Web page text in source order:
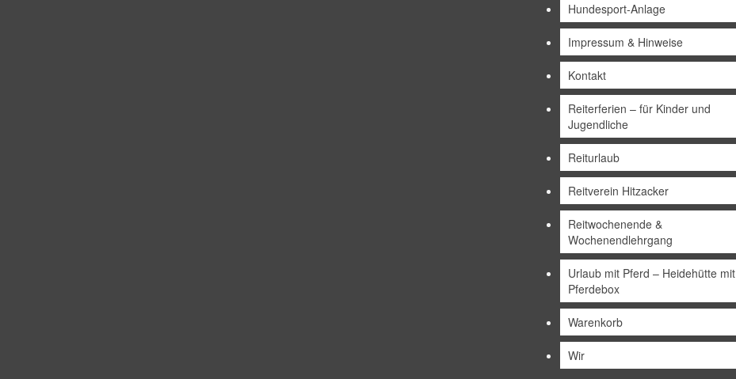
Hundesport-Anlage
Impressum & Hinweise
Kontakt
Reiterferien – für Kinder und
Jugendliche
Reiturlaub
Reitverein Hitzacker
Reitwochenende &
Wochenendlehrgang
Urlaub mit Pferd – Heidehütte mit
Pferdebox
Warenkorb
Wir